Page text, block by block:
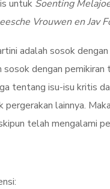
untuk Soenting
Vrouwen en Jav
adalah sosok
sosok dengan pemikiran
tentang isu-isu kritis
pergerakan lainnya.
telah mengalami